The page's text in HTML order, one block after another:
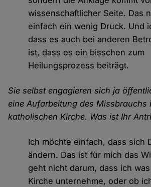
wissenschaftlicher Seite. Das
einfach ein wenig Druck. Und
dass es auch bei anderen
ist, dass es ein bisschen zum
Heilungsprozess beiträgt.
Sie selbst engagieren sich ja
eine Aufarbeitung des Missbrauchs
katholischen Kirche. Was ist Ihr
Ich möchte einfach, dass sich
ändern. Das ist für mich das
geht nicht darum, dass ich
Kirche unternehme, oder ob